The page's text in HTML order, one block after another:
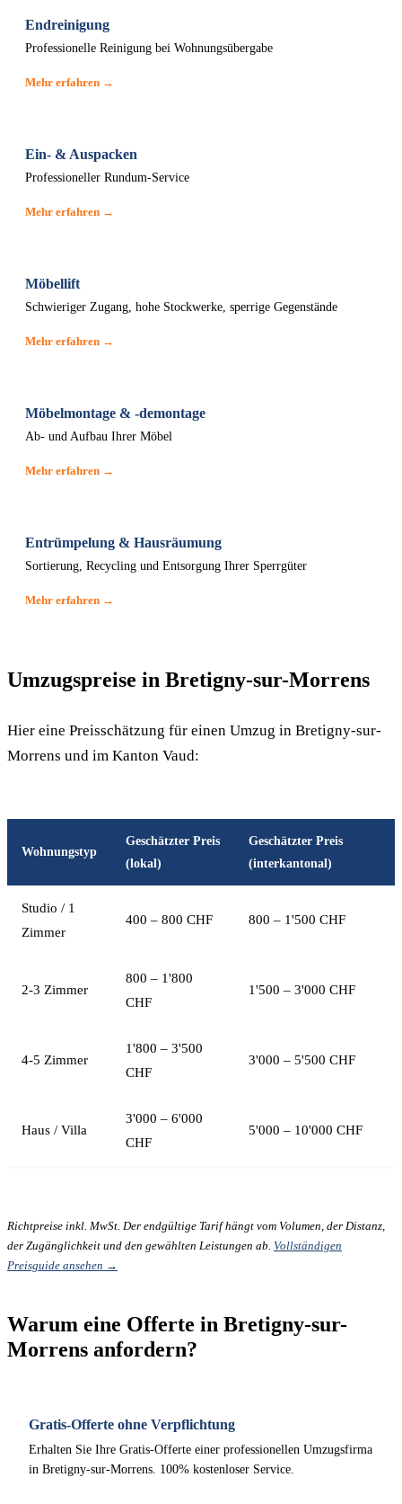
Endreinigung
Professionelle Reinigung bei Wohnungsübergabe
Mehr erfahren →
Ein- & Auspacken
Professioneller Rundum-Service
Mehr erfahren →
Möbellift
Schwieriger Zugang, hohe Stockwerke, sperrige Gegenstände
Mehr erfahren →
Möbelmontage & -demontage
Ab- und Aufbau Ihrer Möbel
Mehr erfahren →
Entrümpelung & Hausräumung
Sortierung, Recycling und Entsorgung Ihrer Sperrgüter
Mehr erfahren →
Umzugspreise in Bretigny-sur-Morrens
Hier eine Preisschätzung für einen Umzug in Bretigny-sur-
Morrens und im Kanton Vaud:
Wohnungstyp
Geschätzter Preis
(lokal)
Geschätzter Preis
(interkantonal)
Studio / 1
Zimmer
400 – 800 CHF 800 – 1'500 CHF
2-3 Zimmer
800 – 1'800
CHF
1'500 – 3'000 CHF
4-5 Zimmer
1'800 – 3'500
CHF
3'000 – 5'500 CHF
Haus / Villa
3'000 – 6'000
CHF
5'000 – 10'000 CHF
Richtpreise inkl. MwSt. Der endgültige Tarif hängt vom Volumen, der Distanz,
der Zugänglichkeit und den gewählten Leistungen ab. Vollständigen
Preisguide ansehen →
Warum eine Offerte in Bretigny-sur-
Morrens anfordern?
Gratis-Offerte ohne Verpflichtung
Erhalten Sie Ihre Gratis-Offerte einer professionellen Umzugsfirma
in Bretigny-sur-Morrens. 100% kostenloser Service.